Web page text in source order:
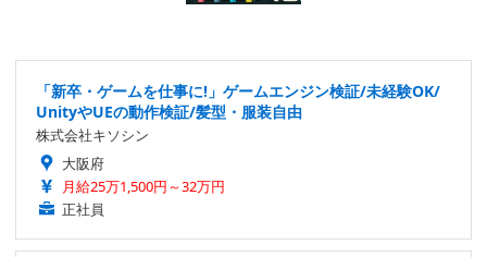
「新卒・ゲームを仕事に!」ゲームエンジン検証/未経験OK/
UnityやUEの動作検証/髪型・服装自由
株式会社キソシン
大阪府
月給25万1,500円～32万円
正社員